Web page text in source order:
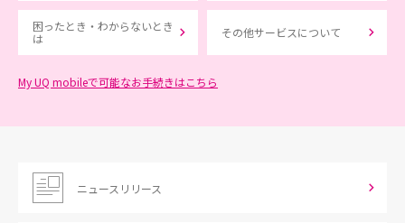
困ったとき・わからないとき
は
その他サービスについて
My UQ mobileで可能なお手続きはこちら
ニュースリリース